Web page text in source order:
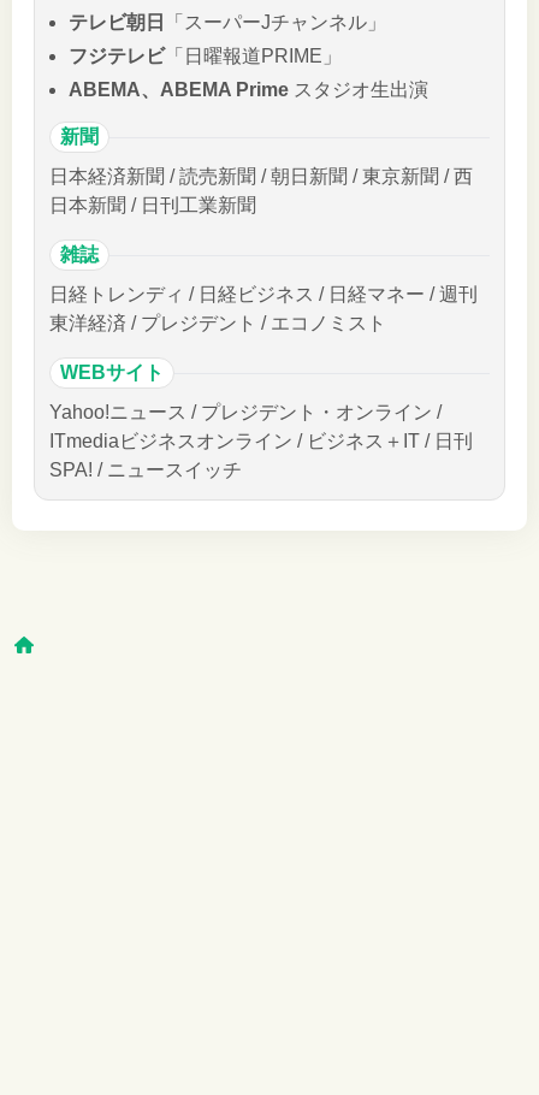
テレビ朝日
「スーパーJチャンネル」
フジテレビ「日曜報道PRIME」
ABEMA、ABEMA Prime スタジオ生出演
新聞
日本経済新聞 / 読売新聞 / 朝日新聞 / 東京新聞 / 西
日本新聞 / 日刊工業新聞
雑誌
日経トレンディ / 日経ビジネス / 日経マネー / 週刊
東洋経済 / プレジデント / エコノミスト
WEBサイト
Yahoo!ニュース / プレジデント・オンライン /
ITmediaビジネスオンライン / ビジネス＋IT / 日刊
SPA! / ニュースイッチ